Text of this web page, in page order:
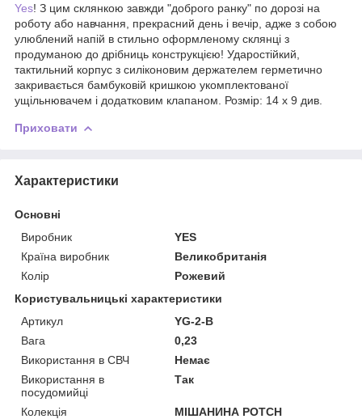
Yes! З цим склянкою завжди "доброго ранку" по дорозі на
роботу або навчання, прекрасний день і вечір, адже з собою
улюблений напій в стильно оформленому склянці з
продуманою до дрібниць конструкцією! Ударостійкий,
тактильний корпус з силіконовим держателем герметично
закривається бамбуковій кришкою укомплектованої
ущільнювачем і додатковим клапаном. Розмір: 14 х 9 див.
Приховати
Характеристики
Основні
Виробник
YES
Країна виробник
Великобританія
Колір
Рожевий
Користувальницькі характеристики
Артикул
YG-2-B
Вага
0,23
Використання в СВЧ
Немає
Використання в
посудомийці
Так
Колекція
МІШАНИНА POTCH